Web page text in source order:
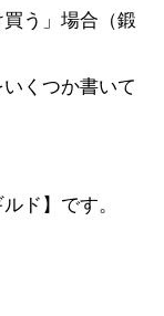
う」場合（鍛
くつか書いて
ド】です。